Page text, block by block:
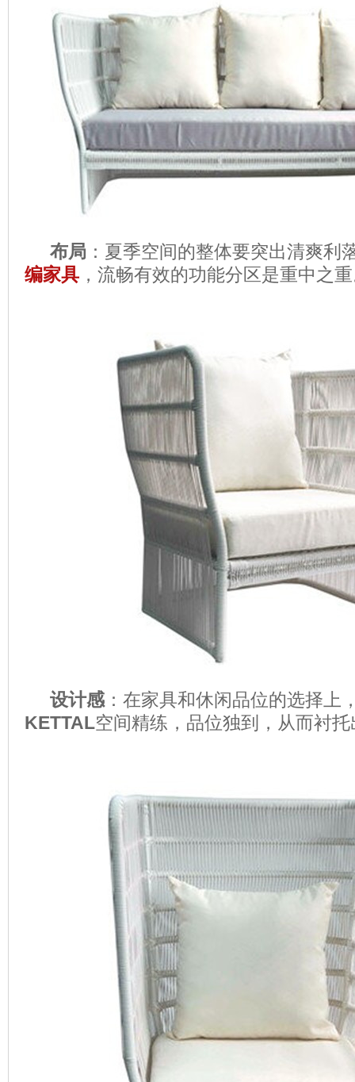
布局 ：夏季空间的整体要突出清爽利
编家具 ，流畅有效的功能分区是重中之
设计感 ：在家具和休闲品位的选择上
KETTAL空间精练，品位独到，从而衬